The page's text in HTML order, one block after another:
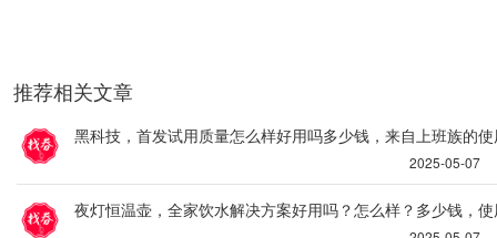
推荐相关文章
黑科技，首发试用质量怎么样好用吗多少钱，来自上班族的
2025-05-07
夜灯恒温壶，全家饮水解决方案好用吗？怎么样？多少钱，